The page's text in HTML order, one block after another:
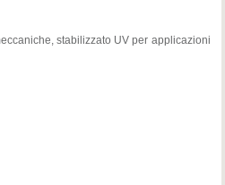
stabilizzato UV per applicazioni